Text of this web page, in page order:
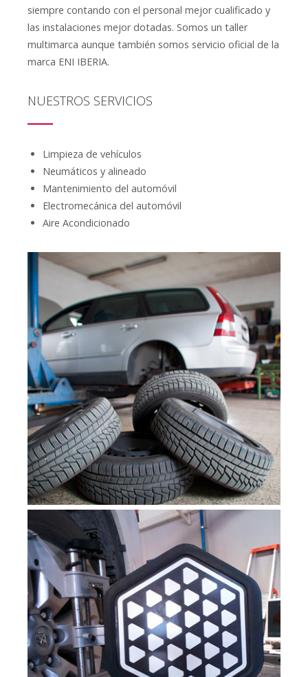
siempre contando con el personal mejor cualificado y
las instalaciones mejor dotadas. Somos un taller
multimarca aunque también somos servicio oficial de la
marca ENI IBERIA.
NUESTROS SERVICIOS
Limpieza de vehículos
Neumáticos y alineado
Mantenimiento del automóvil
Electromecánica del automóvil
Aire Acondicionado